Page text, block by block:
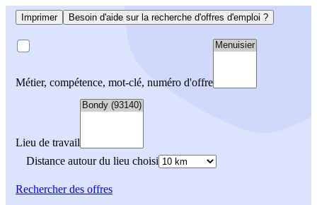
Imprimer Besoin d'aide sur la recherche d'offres d'emploi ?
Métier, compétence, mot-clé, numéro d'offre
Lieu de travail
Distance autour du lieu choisi
Rechercherdes offres